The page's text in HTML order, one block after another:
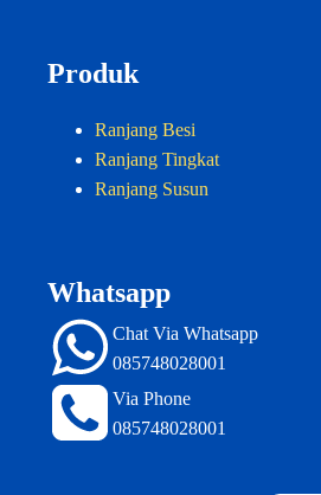
Produk
Ranjang Besi
Ranjang Tingkat
Ranjang Susun
Whatsapp
Chat Via Whatsapp
085748028001
Via Phone
085748028001